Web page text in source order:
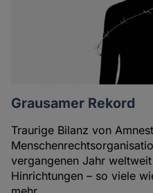
Grausamer Rekord
Traurige Bilanz von
vergangenen Jahr
Hinrichtungen – so viele